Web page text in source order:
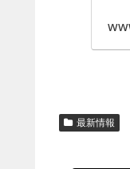
最新情報